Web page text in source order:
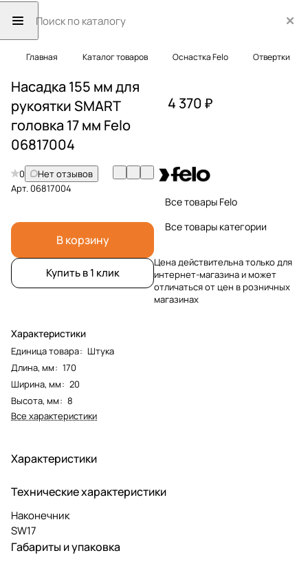
Главная Каталог товаров Оснастка Felo Отвертки
Насадка 155 мм для
рукоятки SMART
головка 17 мм Felo
06817004
0
Нет отзывов
Арт.06817004
В корзину
Купить в 1 клик
Характеристики
Единица товара: Штука
Длина, мм: 170
Ширина, мм: 20
Высота, мм: 8
Все характеристики
4 370 ₽
Все товары Felo
Все товары категории
Цена действительна только для
интернет-магазина и может
отличаться от цен в розничных
магазинах
Характеристики
Технические характеристики
Наконечник
SW17
Габариты и упаковка